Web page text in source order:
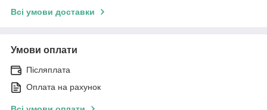
Всі умови доставки
Умови оплати
Післяплата
Оплата на рахунок